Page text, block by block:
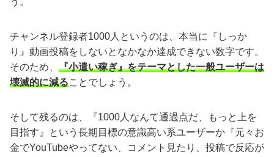
チャンネル登録者1000人というのは、本当に『しっか
り』動画投稿をしないとなかなか達成できない数字です。
そのため、 『小遣い稼ぎ』をテーマとした一般ユーザーは
壊滅的に減ることでしょう。
そして残るのは、『1000人なんて通過点だ、もっと上を
目指す』という長期目標の意識高い系ユーザーか『元々お
金でYouTubeやってない、コメント見たり、投稿で反応が